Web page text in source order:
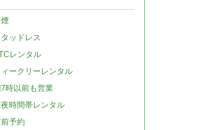
ッドレス
レンタル
ークリーレンタル
時以前も営業
時間帯レンタル
予約